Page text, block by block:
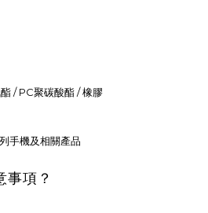
/ PC聚碳酸酯 / 橡膠
手機及相關產品
事項？